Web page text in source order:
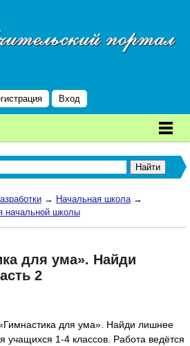
Вход
→ Начальная школа→
начальной школы
для ума». Найди
2
для ума». Найди лишнее
учащихся 1-4 классов. Работа ведётся